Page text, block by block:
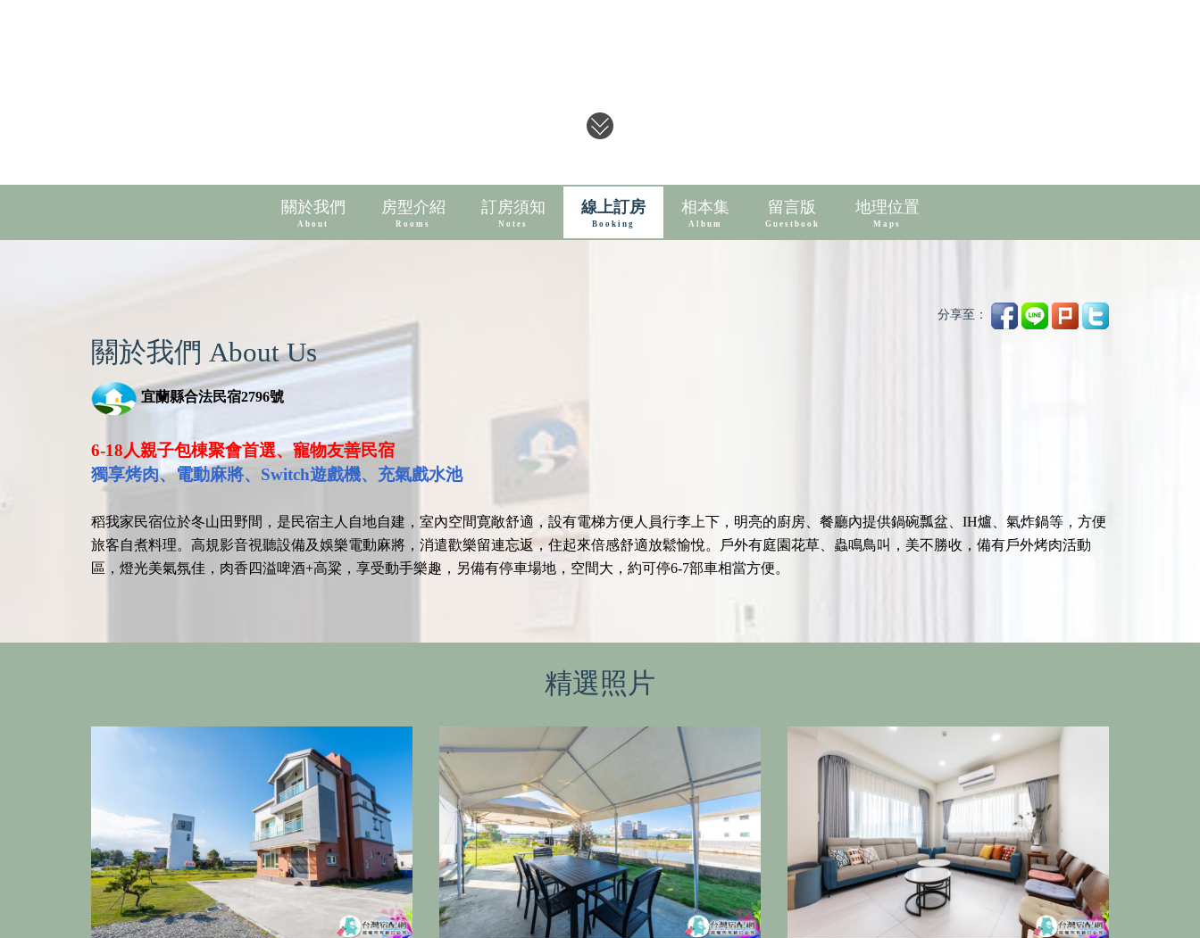
關於我們
About
房型介紹
Rooms
訂房須知
Notes
線上訂房
Booking
相本集
Album
留言版
Guestbook
地理位置
Maps
分享至：
關於我們 About Us
宜蘭縣合法民宿2796號
6-18人親子包棟聚會首選、寵物友善民宿
獨享烤肉、電動麻將、Switch遊戲機、充氣戲水池
稻我家民宿位於冬山田野間，是民宿主人自地自建，室內空間寛敞舒適，設有電梯方便人員行李上下，明亮的廚房、餐廳內提供鍋碗瓢盆、IH爐、氣炸鍋等，方便
旅客自煮料理。高規影音視聽設備及娛樂電動麻將，消遣歡樂留連忘返，住起來倍感舒適放鬆愉悅。戶外有庭園花草、蟲鳴鳥叫，美不勝收，備有戶外烤肉活動
區，燈光美氣氛佳，肉香四溢啤酒+高粱，享受動手樂趣，另備有停車場地，空間大，約可停6-7部車相當方便。
精選照片